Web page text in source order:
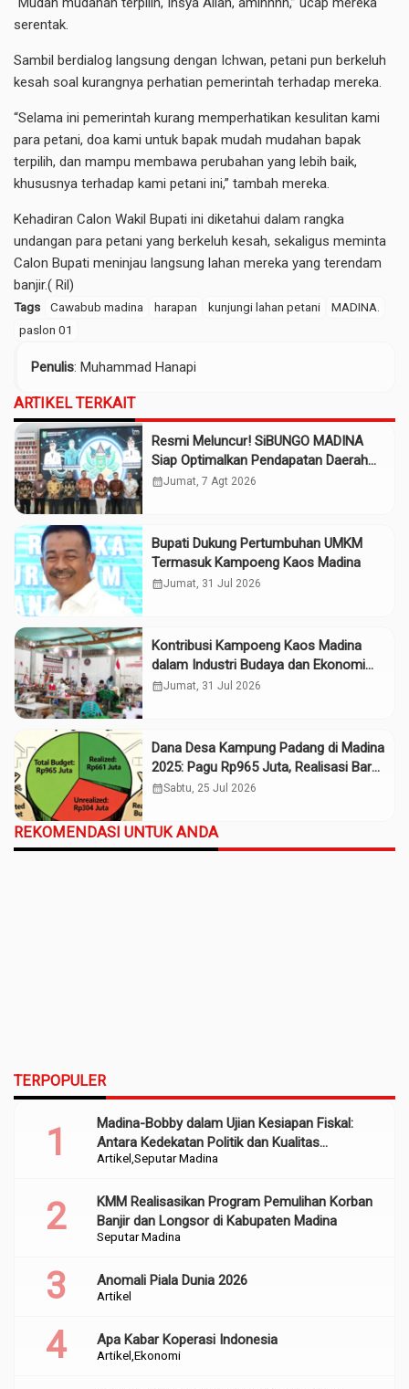
serentak.
Sambil berdialog langsung dengan Ichwan, petani pun berkeluh
kesah soal kurangnya perhatian pemerintah terhadap mereka.
“Selama ini pemerintah kurang memperhatikan kesulitan kami
para petani, doa kami untuk bapak mudah mudahan bapak
terpilih, dan mampu membawa perubahan yang lebih baik,
khususnya terhadap kami petani ini,” tambah mereka.
Kehadiran Calon Wakil Bupati ini diketahui dalam rangka
undangan para petani yang berkeluh kesah, sekaligus meminta
Calon Bupati meninjau langsung lahan mereka yang terendam
banjir.( Ril)
Tags Cawabub madina harapan kunjungi lahan petani
MADINA.
paslon 01
Penulis: Muhammad Hanapi
ARTIKEL TERKAIT
Resmi Meluncur! SiBUNGO MADINA
Siap Optimalkan Pendapatan Daerah
Madina
calendar_monthJumat, 7 Agt 2026
Bupati Dukung Pertumbuhan UMKM
Termasuk Kampoeng Kaos Madina
calendar_monthJumat, 31 Jul 2026
Kontribusi Kampoeng Kaos Madina
dalam Industri Budaya dan Ekonomi
Daerah
calendar_monthJumat, 31 Jul 2026
Dana Desa Kampung Padang di Madina
2025: Pagu Rp965 Juta, Realisasi Baru
Rp661 Juta
calendar_monthSabtu, 25 Jul 2026
REKOMENDASI UNTUK ANDA
TERPOPULER
Artikel Seputar Madina
Madina-Bobby dalam Ujian Kesiapan Fiskal:
Antara Kedekatan Politik dan Kualitas
Perencanaan
Seputar Madina
KMM Realisasikan Program Pemulihan Korban
Banjir dan Longsor di Kabupaten Madina
Artikel
Anomali Piala Dunia 2026
Artikel Ekonomi
Apa Kabar Koperasi Indonesia